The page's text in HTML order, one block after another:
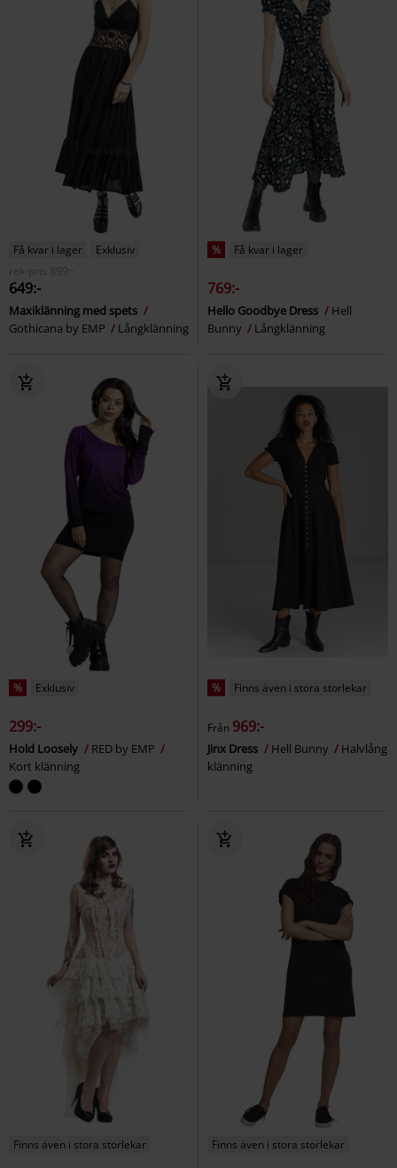
Få kvar i lager
Exklusiv
rek-pris
899:-
649:-
Maxiklänning med spets
Gothicana by EMP
Långklänning
% Få kvar i lager
769:-
Hello Goodbye Dress
Hell
Bunny
Långklänning
% Exklusiv
299:-
Hold Loosely
RED by EMP
Kort klänning
% Finns även i stora storlekar
Från 969:-
Jinx Dress Hell Bunny
Halvlång
klänning
Finns även i stora storlekar Finns även i stora storlekar